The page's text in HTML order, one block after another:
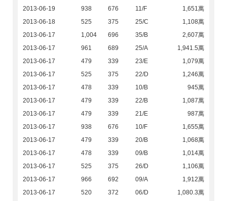
2013-06-19
938 676 11/F
1,651萬
2013-06-18
525 375 25/C
1,108萬
2013-06-17
1,004 696 35/B
2,607萬
2013-06-17
961 689 25/A
1,941.5萬
2013-06-17
479 339 23/E
1,079萬
2013-06-17
525 375 22/D
1,246萬
2013-06-17
478 339 10/B
945萬
2013-06-17
479 339 22/B
1,087萬
2013-06-17
479 339 21/E
987萬
2013-06-17
938 676 10/F
1,655萬
2013-06-17
479 339 20/B
1,068萬
2013-06-17
478 339 09/B
1,014萬
2013-06-17
525 375 26/D
1,106萬
2013-06-17
966 692 09/A
1,912萬
2013-06-17
520 372 06/D
1,080.3萬